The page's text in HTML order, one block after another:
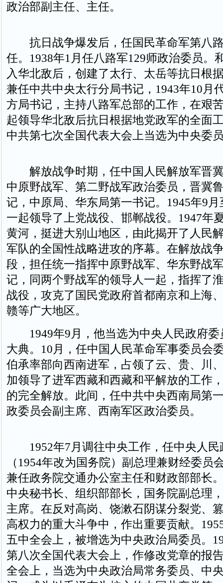
政治部副主任、主任。
抗日战争爆发后，任国民革命军第八
任。1938年1月任八路军129师政治委员。
入华北敌后，创建了太行、太岳等抗日根
兼任中共中央太行分局书记，1943年10月
方局书记，主持八路军总部的工作，在艰
起领导华北敌后抗日根据地党政军的全面
中共第七次全国代表大会上当选为中央委
解放战争时期，任中国人民解放军晋
中原野战军、第二野战军政治委员，晋冀
记，中原局、华东局第一书记。1945年9
一起领导了上党战役、邯郸战役。1947年
黄河，挺进大别山地区，由此揭开了人民
军队的全国性战略进攻的序幕。在解放战
段，担任统一指挥中原野战军、华东野战
记，同两个野战军的领导人一起，指挥了
战役，攻克了国民党政府首都南京和上海
赣等广大地区。
1949年9月，他当选为中央人民政府委
大典。10月，任中国人民革命军事委员会
伯承率部向西南进军，占领了云、贵、川
加领导了进军西藏和西藏和平解放的工作
的完全解放。此间，任中共中央西南局第
政委员会副主席、西南军区政治委员。
1952年7月调往中央工作，任中央人民
（1954年改为国务院）副总理兼财经委员
兼任政务院交通办公室主任和财政部部长
中央秘书长、组织部部长，国务院副总理
主席。在反对高岗、饶漱石阴谋分裂党、
高权力的重大斗争中，作出重要贡献。
五中全会上，被增选为中央政治局委员。
第八次全国代表大会上，作修改党章的报
全会上，当选为中央政治局常务委员、中